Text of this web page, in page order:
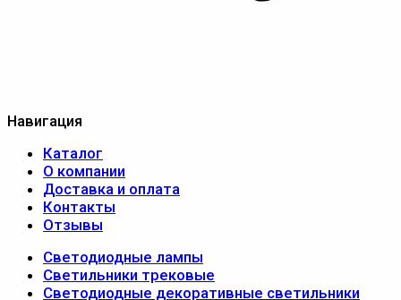
Навигация
Каталог
О компании
Доставка и оплата
Контакты
Отзывы
Светодиодные лампы
Светильники трековые
Светодиодные декоративные светильники